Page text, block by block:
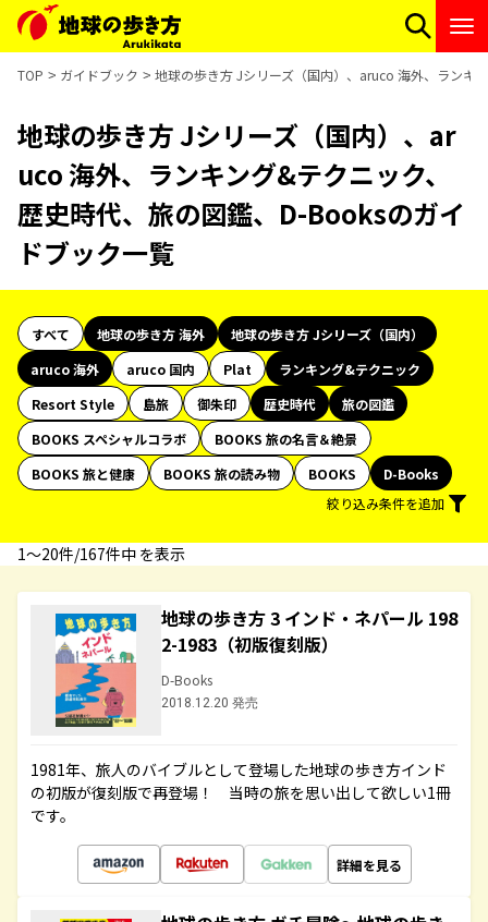
TOP ガイドブック 地球の歩き方 Jシリーズ（国内）、aruco 海外、ランキ
地球の歩き方 Jシリーズ（国内）、ar
uco 海外、ランキング&テクニック、
歴史時代、旅の図鑑、D-Booksのガイ
ドブック一覧
すべて 地球の歩き方 海外
地球の歩き方 Jシリーズ（国内）
aruco 海外
aruco 国内 Plat
ランキング&テクニック
Resort Style
島旅 御朱印 歴史時代
旅の図鑑
BOOKS スペシャルコラボ
BOOKS 旅の名言＆絶景
BOOKS 旅と健康
BOOKS 旅の読み物 BOOKS
D-Books
絞り込み条件を追加
1〜20件/167件中 を表示
地球の歩き方 3 インド・ネパール 198
2-1983（初版復刻版）
D-Books
2018.12.20 発売
1981年、旅人のバイブルとして登場した地球の歩き方インド
の初版が復刻版で再登場！ 当時の旅を思い出して欲しい1冊
です。
詳細を見る